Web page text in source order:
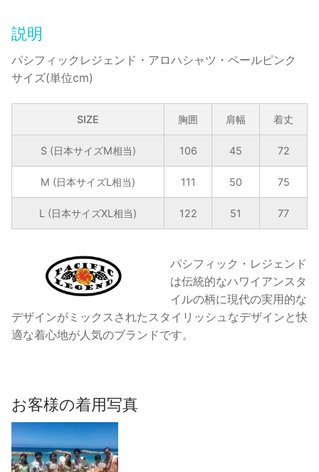
ド・
ア
ロ
ペ
ル
説明
パシフィックレジェンド・アロハシャツ・ペールピンク
サイズ(単位cm)
SIZE 胸囲 肩幅 着丈
S (日本サイズM相当) 106 45 72
M (日本サイズL相当) 111 50 75
L (日本サイズXL相当) 122 51 77
パシフィック・レジェンド
は伝統的なハワイアンスタ
イルの柄に現代の実用的な
デザインがミックスされたスタイリッシュなデザインと快
適な着心地が人気のブランドです。
お客様の着用写真